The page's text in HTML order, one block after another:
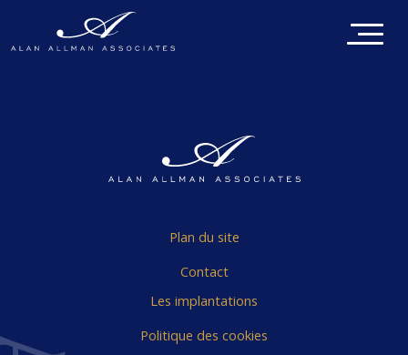
Plan du site
Contact
Les implantations
Politique des cookies